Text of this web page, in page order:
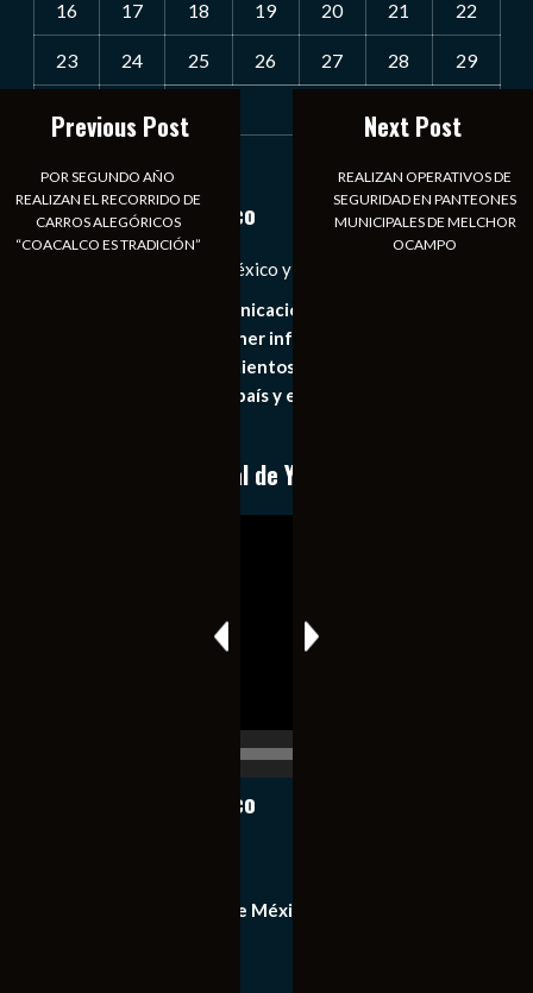
16 17 18 19 20 21 22
23 24 25 26 27 28 29
Notiexpress de México
Las Noticias Diarias de México y el Mundo a Tu Alcance
Somos un medio de comunicación digital que tiene como
principal objetivo mantener informado al publico en
general de los acontecimientos mas recientes e
importantes de nuestro país y el mundo de forma eficaz,
Conoce nuestro canal de YouTube
Notiexpress de México
Equipo de Notiexpress de México
Previous Post
POR SEGUNDO AÑO
REALIZAN EL RECORRIDO DE
CARROS ALEGÓRICOS
“COACALCO ES TRADICIÓN”
Next Post
REALIZAN OPERATIVOS DE
SEGURIDAD EN PANTEONES
MUNICIPALES DE MELCHOR
OCAMPO